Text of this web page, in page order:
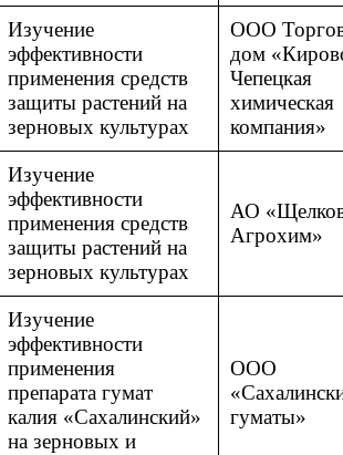
Изучение
эффективности
применения средств
защиты растений на
зерновых культурах
ООО
дом
Чепецкая
химическая
компания»
Изучение
эффективности
применения средств
защиты растений на
зерновых культурах
АО
Агрохим»
Изучение
эффективности
применения
препарата гумат
калия «Сахалинский»
на зерновых и
ООО
гуматы»